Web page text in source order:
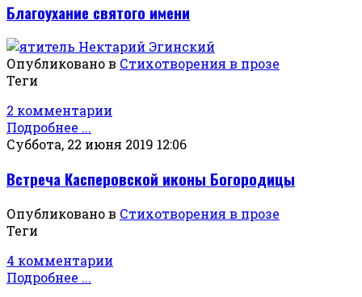
Благоухание святого имени
Опубликовано в Стихотворения в прозе
Теги
2 комментарии
Подробнее ...
Суббота, 22 июня 2019 12:06
Встреча Касперовской иконы Богородицы
Опубликовано в Стихотворения в прозе
Теги
4 комментарии
Подробнее ...